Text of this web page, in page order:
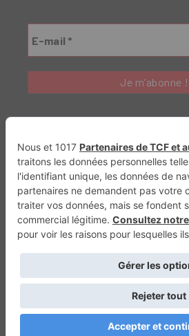
Génération Electrique Génération Sans Permis
MX2K Enduro Mag Trail Adventure
Retour en
Depuis 2010 - Un magazine du